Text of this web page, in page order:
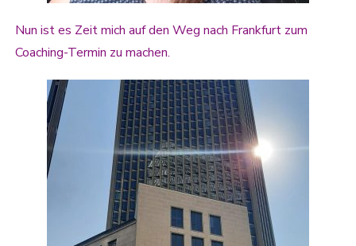
Nun ist es Zeit mich auf den Weg nach Frankfurt zum
Coaching-Termin zu machen.